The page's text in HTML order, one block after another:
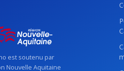
est soutenu par
Nouvelle Aquitaine